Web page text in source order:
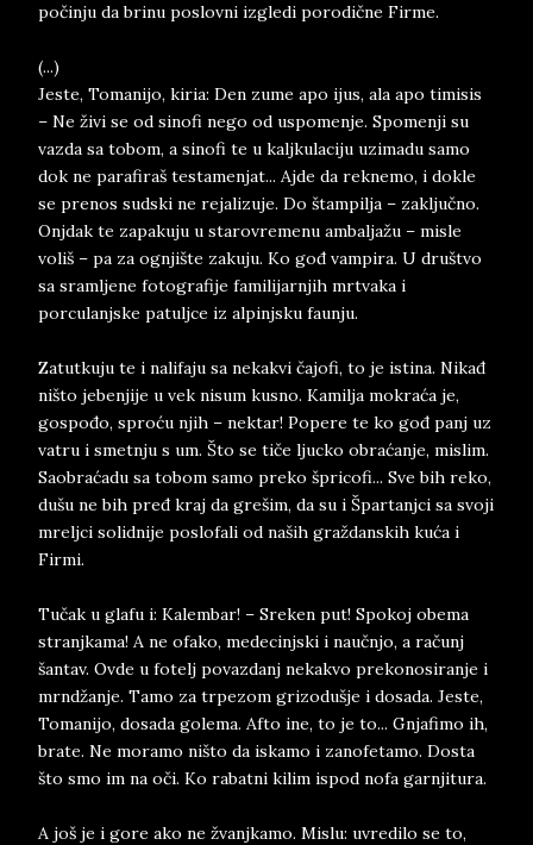
počinju da brinu poslovni izgledi porodične Firme.
(...)
Jeste, Tomanijo, kiria: Den zume apo ijus, ala apo timisis
– Ne živi se od sinofi nego od uspomenje. Spomenji su
vazda sa tobom, a sinofi te u kaljkulaciju uzimadu samo
dok ne parafiraš testamenjat... Ajde da reknemo, i dokle
se prenos sudski ne rejalizuje. Do štampilja – zaključno.
Onjdak te zapakuju u starovremenu ambaljažu – misle
voliš – pa za ognjište zakuju. Ko gođ vampira. U društvo
sa sramljene fotografije familijarnjih mrtvaka i
porculanjske patuljce iz alpinjsku faunju.
Zatutkuju te i nalifaju sa nekakvi čajofi, to je istina. Nikađ
ništo jebenjije u vek nisum kusno. Kamilja mokraća je,
gospođo, sproću njih – nektar! Popere te ko gođ panj uz
vatru i smetnju s um. Što se tiče ljucko obraćanje, mislim.
Saobraćadu sa tobom samo preko špricofi... Sve bih reko,
dušu ne bih pređ kraj da grešim, da su i Špartanjci sa svoji
mreljci solidnije poslofali od naših graždanskih kuća i
Firmi.
Tučak u glafu i: Kalembar! – Sreken put! Spokoj obema
stranjkama! A ne ofako, medecinjski i naučnjo, a računj
šantav. Ovde u fotelj povazdanj nekakvo prekonosiranje i
mrndžanje. Tamo za trpezom grizodušje i dosada. Jeste,
Tomanijo, dosada golema. Afto ine, to je to... Gnjafimo ih,
brate. Ne moramo ništo da iskamo i zanofetamo. Dosta
što smo im na oči. Ko rabatni kilim ispod nofa garnjitura.
A još je i gore ako ne žvanjkamo. Mislu: uvredilo se to,